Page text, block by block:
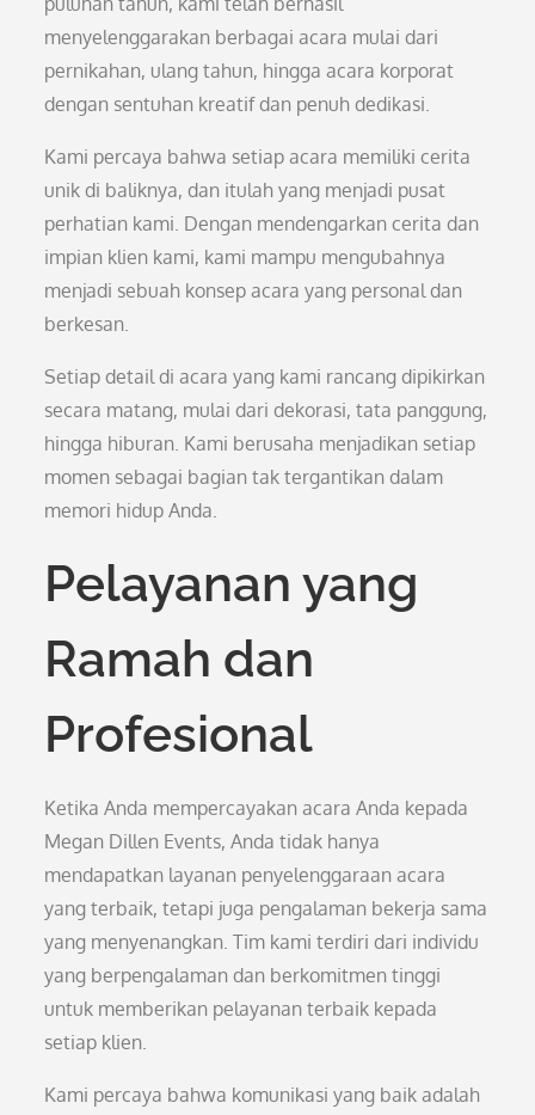
menyelenggarakan berbagai acara mulai dari
pernikahan, ulang tahun, hingga acara korporat
dengan sentuhan kreatif dan penuh dedikasi.
Kami percaya bahwa setiap acara memiliki cerita
unik di baliknya, dan itulah yang menjadi pusat
perhatian kami. Dengan mendengarkan cerita dan
impian klien kami, kami mampu mengubahnya
menjadi sebuah konsep acara yang personal dan
berkesan.
Setiap detail di acara yang kami rancang dipikirkan
secara matang, mulai dari dekorasi, tata panggung,
hingga hiburan. Kami berusaha menjadikan setiap
momen sebagai bagian tak tergantikan dalam
memori hidup Anda.
Pelayanan yang
Ramah dan
Profesional
Ketika Anda mempercayakan acara Anda kepada
Megan Dillen Events, Anda tidak hanya
mendapatkan layanan penyelenggaraan acara
yang terbaik, tetapi juga pengalaman bekerja sama
yang menyenangkan. Tim kami terdiri dari individu
yang berpengalaman dan berkomitmen tinggi
untuk memberikan pelayanan terbaik kepada
setiap klien.
Kami percaya bahwa komunikasi yang baik adalah